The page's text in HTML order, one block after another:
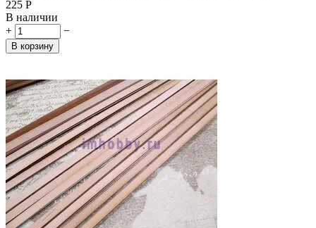
‍225‍ Р
В наличии
+
−
В корзину